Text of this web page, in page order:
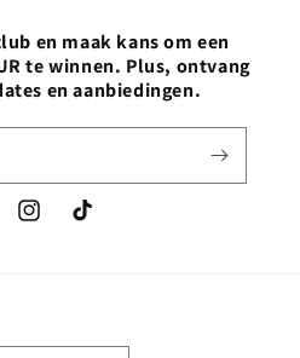
en maak kans om een
te winnen. Plus, ontvang
en aanbiedingen.
InstagramTikTok